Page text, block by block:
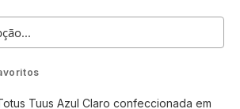
Tuus Azul Claro confeccionada em